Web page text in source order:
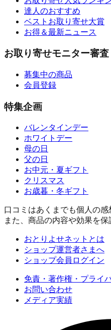
達人のおすすめ
ベストお取り寄せ大賞
お得＆最新ニュース
お取り寄せモニター審査
募集中の商品
会員登録
特集企画
バレンタインデー
ホワイトデー
母の日
父の日
お中元・夏ギフト
クリスマス
お歳暮・冬ギフト
口コミはあくまでも個人の感
また、商品の内容や効果を保
おとりよせネットとは
ショップ運営者さまへ
ショップ会員ログイン
免責・著作権・プライ
お問い合わせ
メディア実績